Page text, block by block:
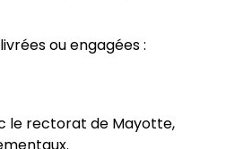
ou engagées :
le rectorat de Mayotte,